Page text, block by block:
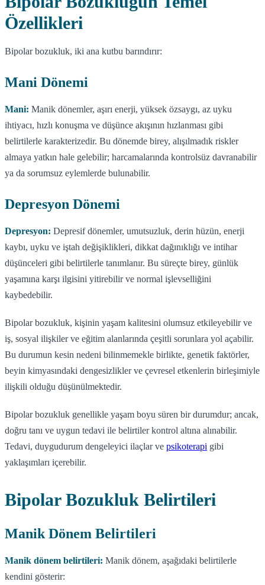
Özellikleri
Bipolar bozukluk, iki ana kutbu barındırır:
Mani Dönemi
Mani: Manik dönemler, aşırı enerji, yüksek özsaygı, az uyku
ihtiyacı, hızlı konuşma ve düşünce akışının hızlanması gibi
belirtilerle karakterizedir. Bu dönemde birey, alışılmadık riskler
almaya yatkın hale gelebilir; harcamalarında kontrolsüz davranabilir
ya da sorumsuz eylemlerde bulunabilir.
Depresyon Dönemi
Depresyon: Depresif dönemler, umutsuzluk, derin hüzün, enerji
kaybı, uyku ve iştah değişiklikleri, dikkat dağınıklığı ve intihar
düşünceleri gibi belirtilerle tanımlanır. Bu süreçte birey, günlük
yaşamına karşı ilgisini yitirebilir ve normal işlevselliğini
kaybedebilir.
Bipolar bozukluk, kişinin yaşam kalitesini olumsuz etkileyebilir ve
iş, sosyal ilişkiler ve eğitim alanlarında çeşitli sorunlara yol açabilir.
Bu durumun kesin nedeni bilinmemekle birlikte, genetik faktörler,
beyin kimyasındaki dengesizlikler ve çevresel etkenlerin birleşimiyle
ilişkili olduğu düşünülmektedir.
Bipolar bozukluk genellikle yaşam boyu süren bir durumdur; ancak,
doğru tanı ve uygun tedavi ile belirtiler kontrol altına alınabilir.
Tedavi, duygudurum dengeleyici ilaçlar ve psikoterapi gibi
yaklaşımları içerebilir.
Bipolar Bozukluk Belirtileri
Manik Dönem Belirtileri
Manik dönem belirtileri: Manik dönem, aşağıdaki belirtilerle
kendini gösterir: